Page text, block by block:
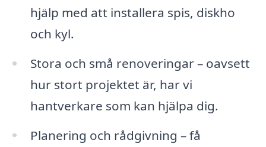
hjälp med att installera spis, diskho
och kyl.
Stora och små renoveringar – oavsett
hur stort projektet är, har vi
hantverkare som kan hjälpa dig.
Planering och rådgivning – få